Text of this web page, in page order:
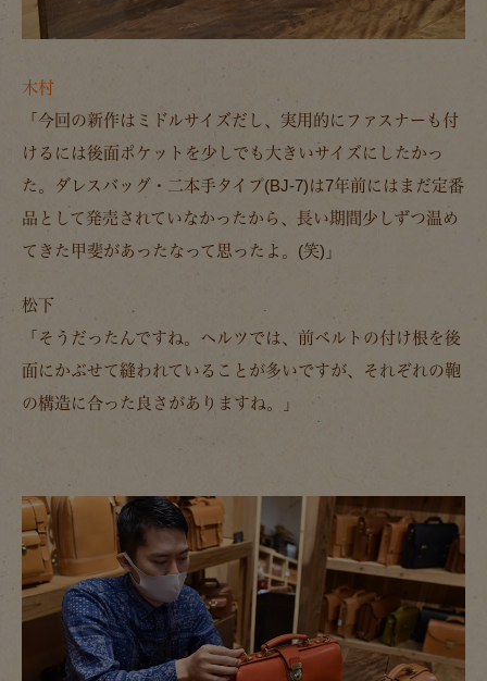
木村
「今回の新作はミドルサイズだし、実用的にファスナーも付
けるには後面ポケットを少しでも大きいサイズにしたかっ
た。ダレスバッグ・二本手タイプ(BJ-7)は7年前にはまだ定番
品として発売されていなかったから、長い期間少しずつ温め
てきた甲斐があったなって思ったよ。(笑)」
松下
「そうだったんですね。ヘルツでは、前ベルトの付け根を後
面にかぶせて縫われていることが多いですが、それぞれの鞄
の構造に合った良さがありますね。」